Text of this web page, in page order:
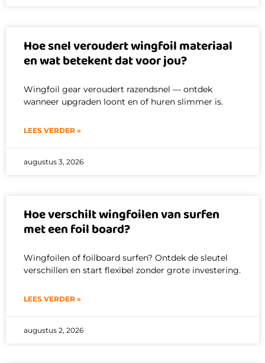
Hoe snel veroudert wingfoil materiaal
en wat betekent dat voor jou?
Wingfoil gear veroudert razendsnel — ontdek
wanneer upgraden loont en of huren slimmer is.
LEES VERDER »
augustus 3, 2026
Hoe verschilt wingfoilen van surfen
met een foil board?
Wingfoilen of foilboard surfen? Ontdek de sleutel
verschillen en start flexibel zonder grote investering.
LEES VERDER »
augustus 2, 2026